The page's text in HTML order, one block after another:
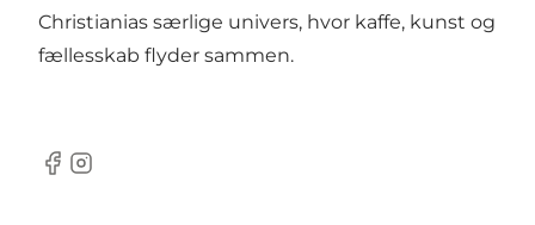
Christianias særlige univers, hvor kaffe, kunst og
fællesskab flyder sammen.
Facebook
Instagram